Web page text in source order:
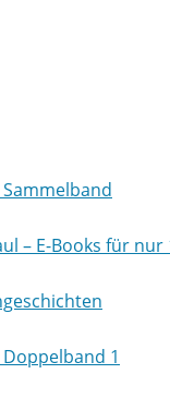
– E-Books für nur
1